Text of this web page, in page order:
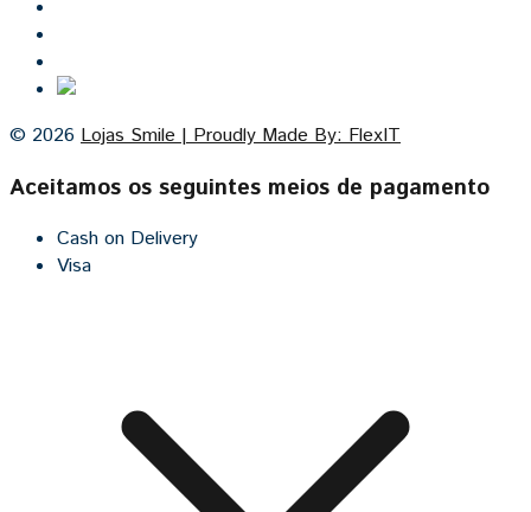
© 2026 Lojas Smile | Proudly Made By: FlexIT
Aceitamos os seguintes meios de pagamento
Cash on Delivery
Visa